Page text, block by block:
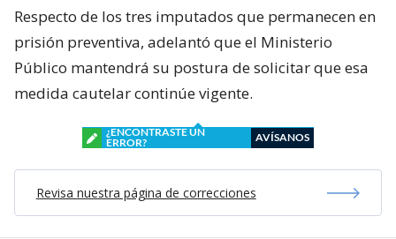
Respecto de los tres imputados que permanecen en
prisión preventiva, adelantó que el Ministerio
Público mantendrá su postura de solicitar que esa
medida cautelar continúe vigente.
¿ENCONTRASTE UN
ERROR?
AVÍSANOS
Revisa nuestra página de correcciones